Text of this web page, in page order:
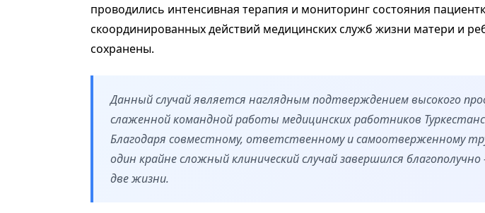
проводились интенсивная терапия и мониторинг состояния
скоординированных действий медицинских служб жизни матери и
сохранены.
Данный случай является наглядным подтверждением высокого
слаженной командной работы медицинских работников
Благодаря совместному, ответственному и самоотверженному
один крайне сложный клинический случай завершился
две жизни.